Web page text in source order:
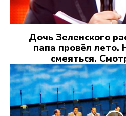
Дочь Зеленского
папа провёл
смеяться.